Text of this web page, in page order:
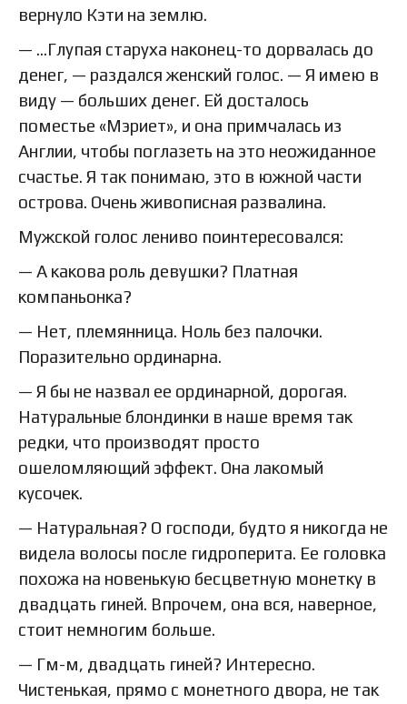
вернуло Кэти на землю.
— …Глупая старуха наконец-то дорвалась до
денег, — раздался женский голос. — Я имею в
виду — больших денег. Ей досталось
поместье «Мэриет», и она примчалась из
Англии, чтобы поглазеть на это неожиданное
счастье. Я так понимаю, это в южной части
острова. Очень живописная развалина.
Мужской голос лениво поинтересовался:
— А какова роль девушки? Платная
компаньонка?
— Нет, племянница. Ноль без палочки.
Поразительно ординарна.
— Я бы не назвал ее ординарной, дорогая.
Натуральные блондинки в наше время так
редки, что производят просто
ошеломляющий эффект. Она лакомый
кусочек.
— Натуральная? О господи, будто я никогда не
видела волосы после гидроперита. Ее головка
похожа на новенькую бесцветную монетку в
двадцать гиней. Впрочем, она вся, наверное,
стоит немногим больше.
— Гм-м, двадцать гиней? Интересно.
Чистенькая, прямо с монетного двора, не так